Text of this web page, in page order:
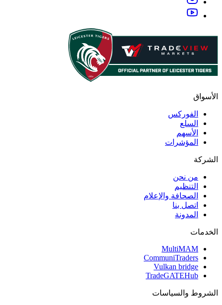
الأسواق
الفوركس
السلع
الأسهم
المؤشرات
الشركة
من نحن
التنظيم
الصحافة والإعلام
اتصل بنا
المدونة
الخدمات
MultiMAM
CommuniTraders
Vulkan bridge
TradeGATEHub
الشروط والسياسات